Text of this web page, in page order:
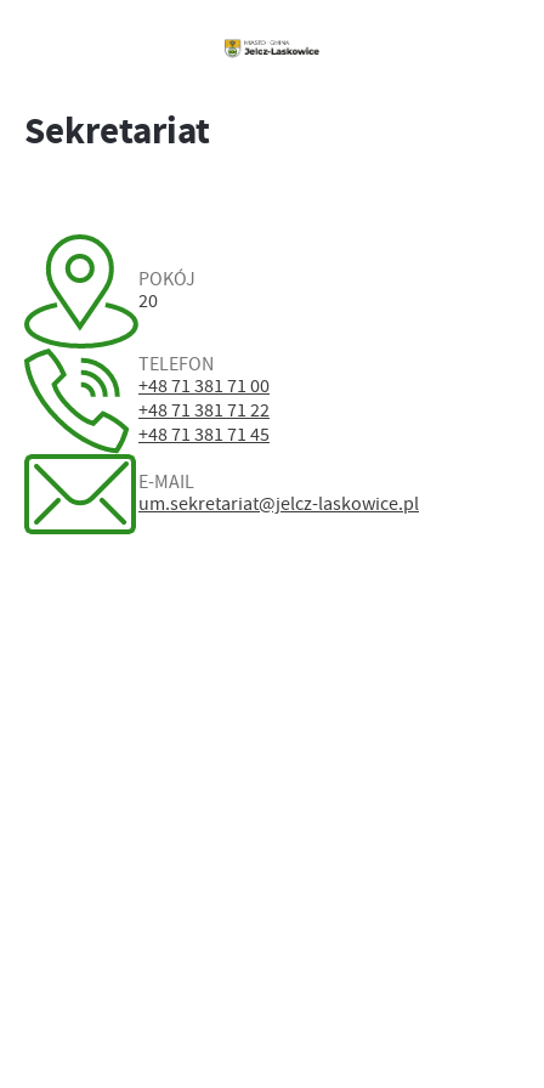
Sekretariat
POKÓJ
20
TELEFON
+48 71 381 71 00
+48 71 381 71 22
+48 71 381 71 45
E-MAIL
um.sekretariat@jelcz-laskowice.pl